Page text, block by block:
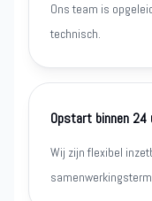
Ons team is
technisch.
Opstart binnen 24
Wij zijn flexibel